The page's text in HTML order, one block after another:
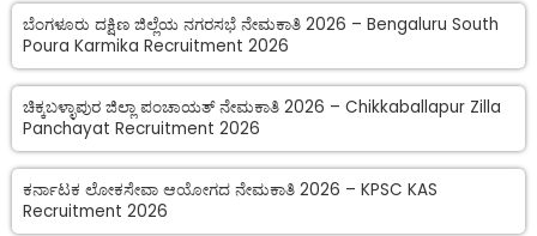
ಬೆಂಗಳೂರು ದಕ್ಷಿಣ ಜಿಲ್ಲೆಯ ನಗರಸಭೆ ನೇಮಕಾತಿ 2026 – Bengaluru South
Poura Karmika Recruitment 2026
ಚಿಕ್ಕಬಳ್ಳಾಪುರ ಜಿಲ್ಲಾ ಪಂಚಾಯತ್ ನೇಮಕಾತಿ 2026 – Chikkaballapur Zilla
Panchayat Recruitment 2026
ಕರ್ನಾಟಕ ಲೋಕಸೇವಾ ಆಯೋಗದ ನೇಮಕಾತಿ 2026 – KPSC KAS
Recruitment 2026